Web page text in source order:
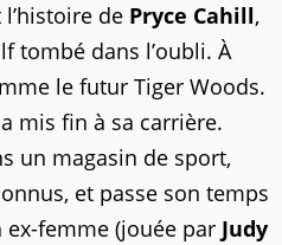
l’histoire de Pryce Cahill,
tombé dans l’oubli. À
le futur Tiger Woods.
mis fin à sa carrière.
un magasin de sport,
et passe son temps
femme (jouée par Judy